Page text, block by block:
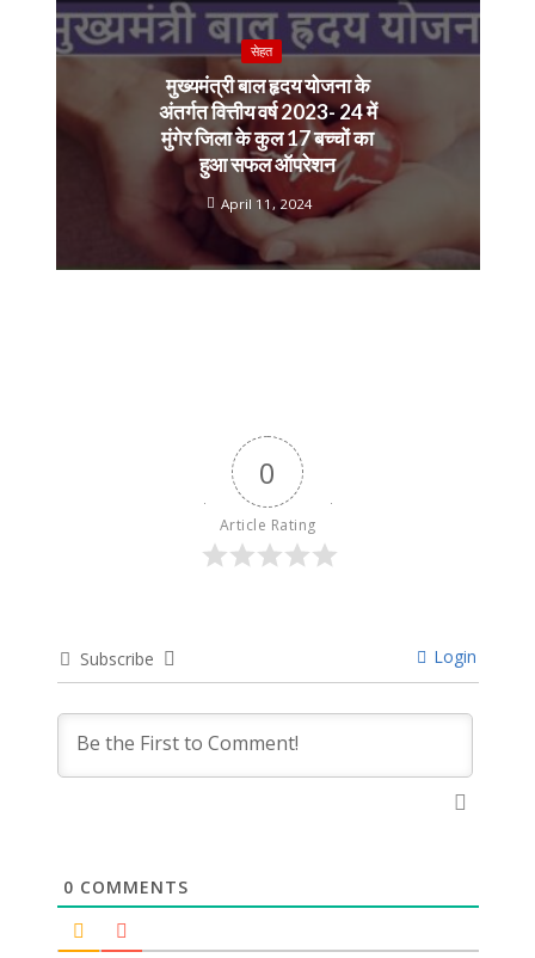
सेहत
मुख्यमंत्री बाल हृदय योजना के
अंतर्गत वित्तीय वर्ष 2023- 24 में
मुंगेर जिला के कुल 17 बच्चों का
हुआ सफल ऑपरेशन
April 11, 2024
0
Article Rating
Subscribe Login
0 COMMENTS